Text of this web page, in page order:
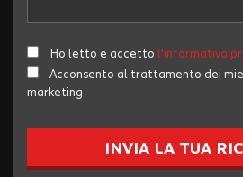
Ho letto e accetto l'informativa
Acconsento al trattamento dei
marketing
INVIA LA TUA
impostazioni